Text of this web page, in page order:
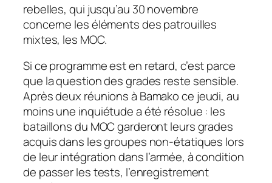
rebelles, qui jusqu’au 30 novembre
concerne les éléments des patrouilles
mixtes, les MOC.
Si ce programme est en retard, c’est parce
que la question des grades reste sensible.
Après deux réunions à Bamako ce jeudi, au
moins une inquiétude a été résolue : les
bataillons du MOC garderont leurs grades
acquis dans les groupes non-étatiques lors
de leur intégration dans l’armée, à condition
de passer les tests, l’enregistrement